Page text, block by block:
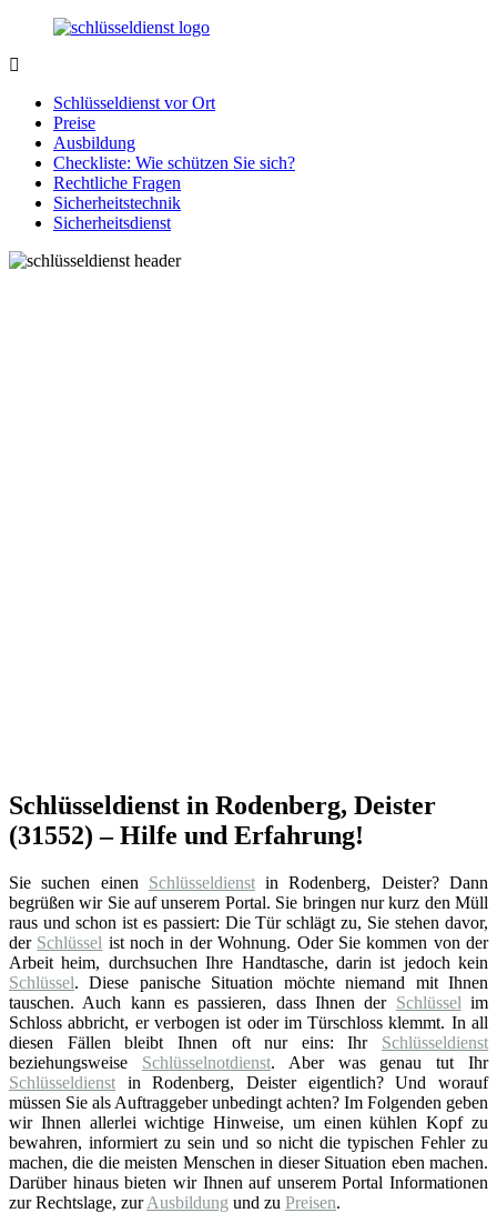
Zurück
Inhalt
Notlage
wird
gelöst!
Schlüsseldienst vor Ort
Preise
Ausbildung
Checkliste: Wie schützen Sie sich?
Rechtliche Fragen
Sicherheitstechnik
Sicherheitsdienst
Schlüsseldienst in Rodenberg, Deister
(31552) – Hilfe und Erfahrung!
Sie suchen einen Schlüsseldienstin Rodenberg, Deister? Dann
begrüßen wir Sie auf unserem Portal. Sie bringen nur kurz den Müll
raus und schon ist es passiert: Die Tür schlägt zu, Sie stehen davor,
der Schlüssel ist noch in der Wohnung. Oder Sie kommen von der
Arbeit heim, durchsuchen Ihre Handtasche, darin ist jedoch kein
Schlüssel. Diese panische Situation möchte niemand mit Ihnen
tauschen. Auch kann es passieren, dass Ihnen der Schlüssel im
Schloss abbricht, er verbogen ist oder im Türschloss klemmt. In all
diesen Fällen bleibt Ihnen oft nur eins: Ihr Schlüsseldienst
beziehungsweise Schlüsselnotdienst. Aber was genau tut Ihr
Schlüsseldienst in Rodenberg, Deister eigentlich? Und worauf
müssen Sie als Auftraggeber unbedingt achten? Im Folgenden geben
wir Ihnen allerlei wichtige Hinweise, um einen kühlen Kopf zu
bewahren, informiert zu sein und so nicht die typischen Fehler zu
machen, die die meisten Menschen in dieser Situation eben machen.
Darüber hinaus bieten wir Ihnen auf unserem Portal Informationen
zur Rechtslage, zurAusbildung und zu Preisen.